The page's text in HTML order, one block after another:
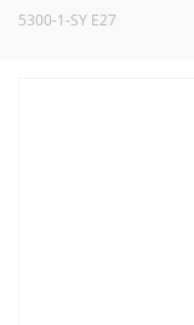
5300-1-SY E27